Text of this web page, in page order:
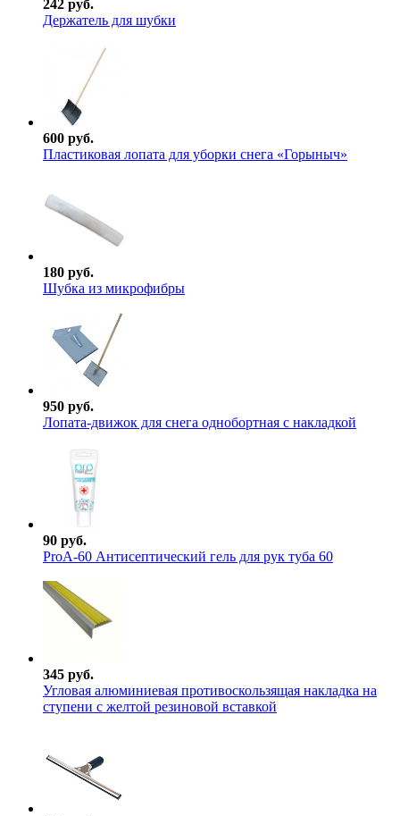
242 руб.
Держатель для шубки
600 руб.
Пластиковая лопата для уборки снега «Горыныч»
180 руб.
Шубка из микрофибры
950 руб.
Лопата-движок для снега однобортная с накладкой
90 руб.
ProА-60 Антисептический гель для рук туба 60
345 руб.
Угловая алюминиевая противоскользящая накладка на
ступени с желтой резиновой вставкой